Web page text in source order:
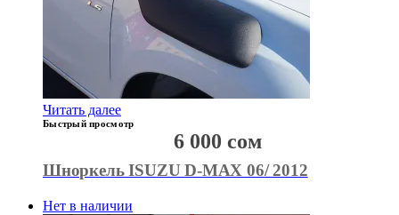
Читать далее
Быстрый просмотр
Шноркель ISUZU D-MAX 06/ 2012
6 000 сом
Нет в наличии